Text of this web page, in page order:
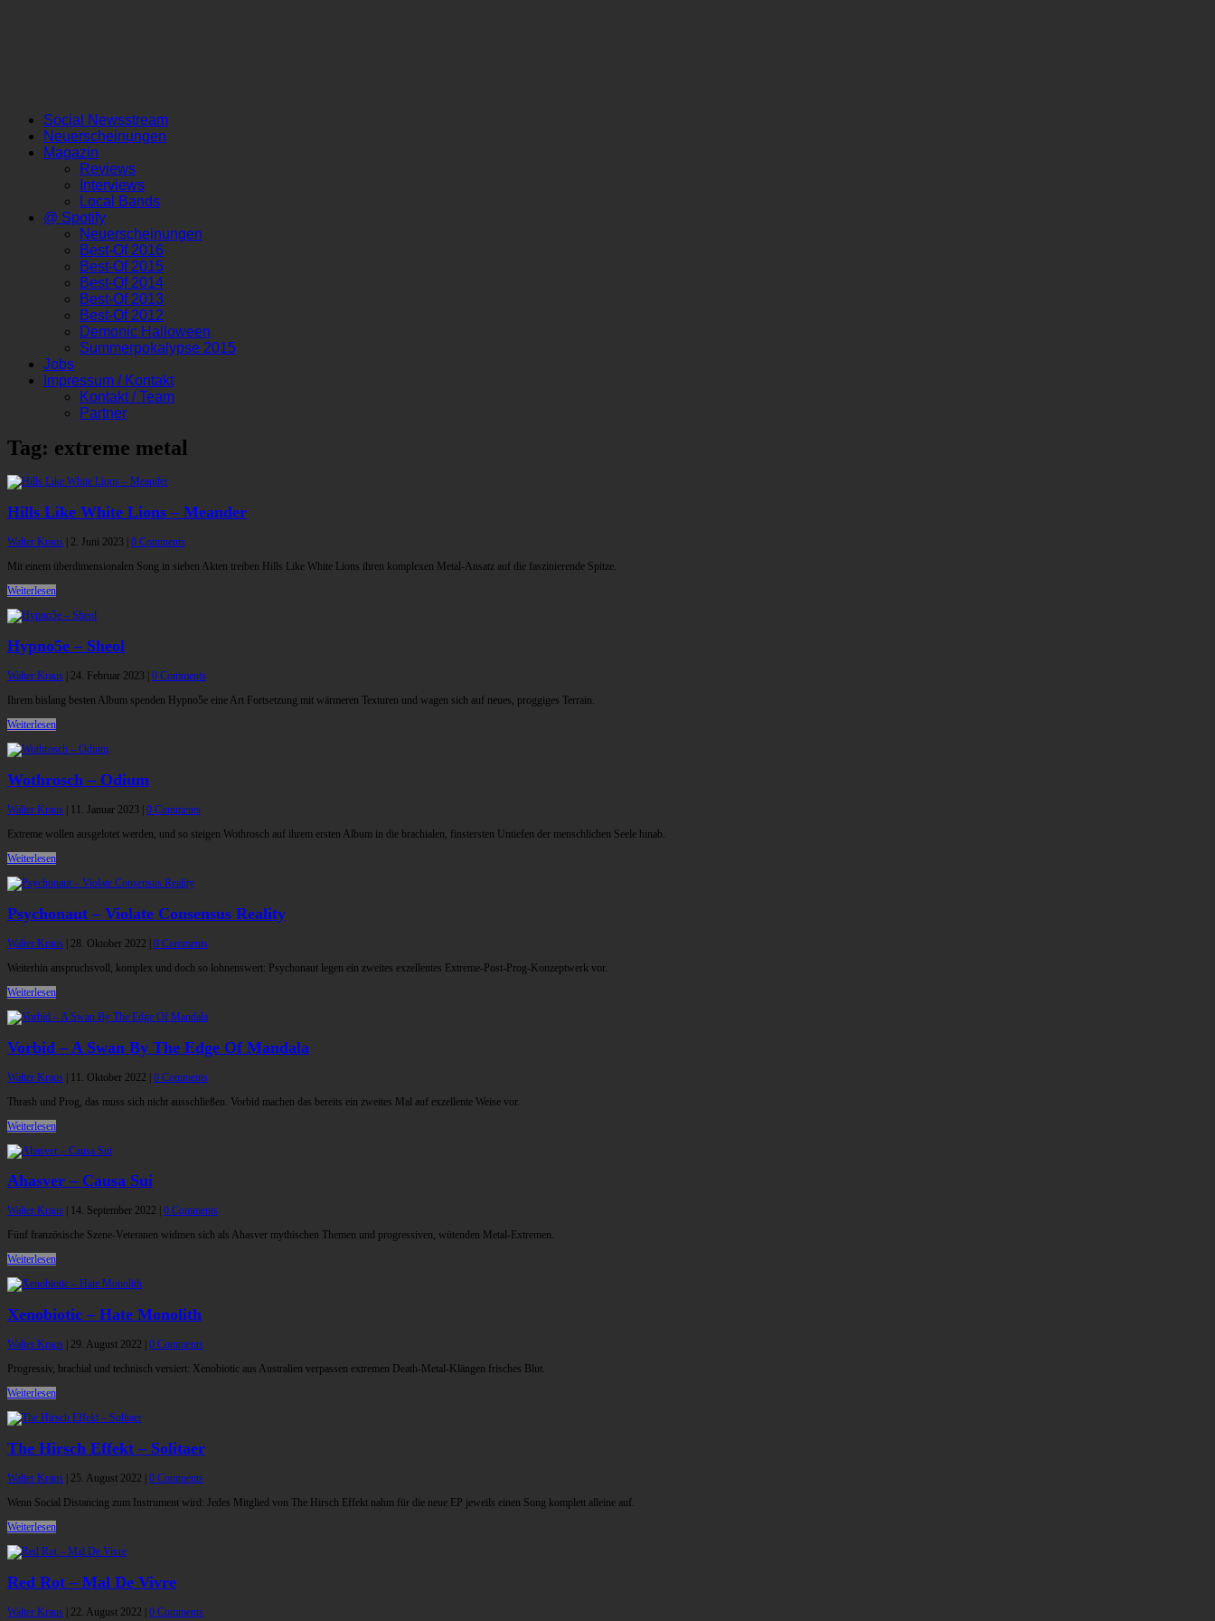
Social Newsstream
Neuerscheinungen
Magazin
Reviews
Interviews
Local Bands
@ Spotify
Neuerscheinungen
Best-Of 2016
Best-Of 2015
Best-Of 2014
Best-Of 2013
Best-Of 2012
Demonic Halloween
Summerpokalypse 2015
Jobs
Impressum / Kontakt
Kontakt / Team
Partner
Tag: extreme metal
Hills Like White Lions – Meander
Walter Kraus 2. Juni 2023
0 Comments
Mit einem überdimensionalen Song in sieben Akten treiben Hills Like White Lions ihren komplexen Metal-Ansatz auf die faszinierende Spitze.
Weiterlesen
Hypno5e – Sheol
Walter Kraus 24. Februar 2023
0 Comments
Ihrem bislang besten Album spenden Hypno5e eine Art Fortsetzung mit wärmeren Texturen und wagen sich auf neues, proggiges Terrain.
Weiterlesen
Wothrosch – Odium
Walter Kraus 11. Januar 2023
0 Comments
Extreme wollen ausgelotet werden, und so steigen Wothrosch auf ihrem ersten Album in die brachialen, finstersten Untiefen der menschlichen Seele hinab.
Weiterlesen
Psychonaut – Violate Consensus Reality
Walter Kraus 28. Oktober 2022
0 Comments
Weiterhin anspruchsvoll, komplex und doch so lohnenswert: Psychonaut legen ein zweites exzellentes Extreme-Post-Prog-Konzeptwerk vor.
Weiterlesen
Vorbid – A Swan By The Edge Of Mandala
Walter Kraus 11. Oktober 2022
0 Comments
Thrash und Prog, das muss sich nicht ausschließen. Vorbid machen das bereits ein zweites Mal auf exzellente Weise vor.
Weiterlesen
Ahasver – Causa Sui
Walter Kraus 14. September 2022
0 Comments
Fünf französische Szene-Veteranen widmen sich als Ahasver mythischen Themen und progressiven, wütenden Metal-Extremen.
Weiterlesen
Xenobiotic – Hate Monolith
Walter Kraus 29. August 2022
0 Comments
Progressiv, brachial und technisch versiert: Xenobiotic aus Australien verpassen extremen Death-Metal-Klängen frisches Blut.
Weiterlesen
The Hirsch Effekt – Solitaer
Walter Kraus 25. August 2022
0 Comments
Wenn Social Distancing zum Instrument wird: Jedes Mitglied von The Hirsch Effekt nahm für die neue EP jeweils einen Song komplett alleine auf.
Weiterlesen
Red Rot – Mal De Vivre
Walter Kraus 22. August 2022
0 Comments